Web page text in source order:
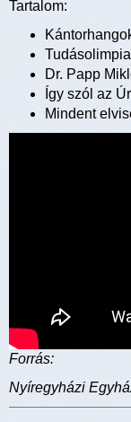
Tartalom:
Dr. Papp
Így szól az Úr
Mindent
Forrás:
Nyíregyházi